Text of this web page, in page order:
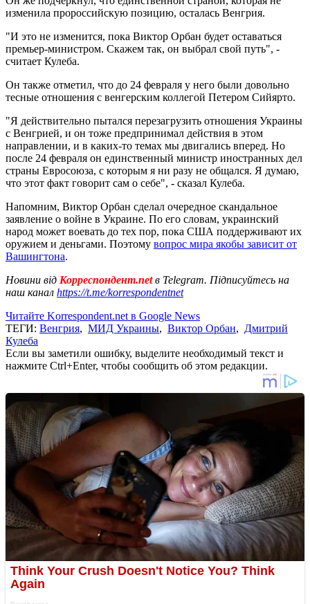
изменила пророссийскую позицию, осталась Венгрия.
"И это не изменится, пока Виктор Орбан будет оставаться
премьер-министром. Скажем так, он выбрал свой путь", -
считает Кулеба.
Он также отметил, что до 24 февраля у него были довольно
тесные отношения с венгерским коллегой Петером Сийярто.
"Я действительно пытался перезагрузить отношения Украины
с Венгрией, и он тоже предпринимал действия в этом
направлении, и в каких-то темах мы двигались вперед. Но
после 24 февраля он единственный министр иностранных дел
страны Евросоюза, с которым я ни разу не общался. Я думаю,
что этот факт говорит сам о себе", - сказал Кулеба.
Напомним, Виктор Орбан сделал очередное скандальное
заявление о войне в Украине. По его словам, украинский
народ может воевать до тех пор, пока США поддерживают их
оружием и деньгами. Поэтому вопрос мира якобы зависит от
Вашингтона.
Новини від Корреспондент.netв Telegram. Підписуйтесь на
наш канал https://t.me/korrespondentnet
Читайте Korrespondent.net в Google News
ТЕГИ: Венгрия, МИД Украины, Виктор Орбан, Дмитрий
Кулеба
Если вы заметили ошибку, выделите необходимый текст и
нажмите Ctrl+Enter, чтобы сообщить об этом редакции.